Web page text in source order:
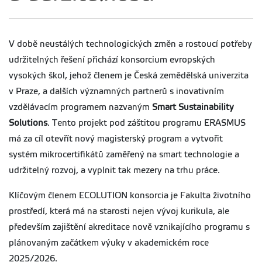
V době neustálých technologických změn a rostoucí potřeby
udržitelných řešení přichází konsorcium evropských
vysokých škol, jehož členem je Česká zemědělská univerzita
v Praze, a dalších významných partnerů s inovativním
vzdělávacím programem nazvaným Smart Sustainability
Solutions. Tento projekt pod záštitou programu ERASMUS
má za cíl otevřít nový magisterský program a vytvořit
systém mikrocertifikátů zaměřený na smart technologie a
udržitelný rozvoj, a vyplnit tak mezery na trhu práce.
Klíčovým členem ECOLUTION konsorcia je Fakulta životního
prostředí, která má na starosti nejen vývoj kurikula, ale
především zajištění akreditace nově vznikajícího programu s
plánovaným začátkem výuky v akademickém roce
2025/2026.